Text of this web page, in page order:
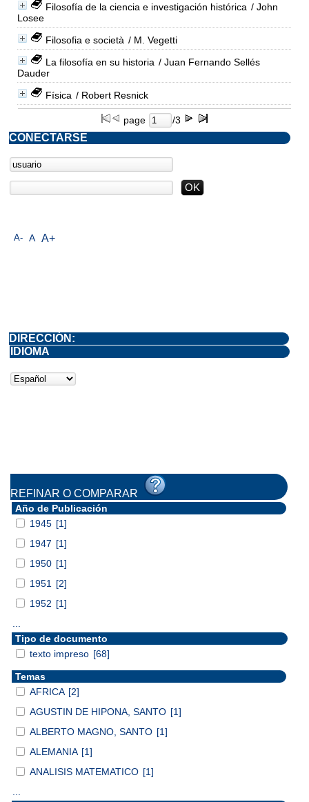
Filosofía de la ciencia e investigación histórica / John
Losee
Filosofia e società / M. Vegetti
La filosofía en su historia / Juan Fernando Sellés
Dauder
Física / Robert Resnick
page /3
A- A A+
CONECTARSE
DIRECCIÓN:
IDIOMA
REFINAR O COMPARAR
Año de Publicación
1945 [1]
1947 [1]
1950 [1]
1951
[2]
1952 [1]
Tipo de documento
texto impreso [68]
Temas
AFRICA [2]
AGUSTIN DE HIPONA, SANTO [1]
ALBERTO MAGNO, SANTO [1]
ALEMANIA [1]
ANALISIS MATEMATICO [1]